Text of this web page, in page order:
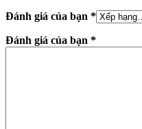
Đánh giá của bạn *
Đánh giá của bạn *